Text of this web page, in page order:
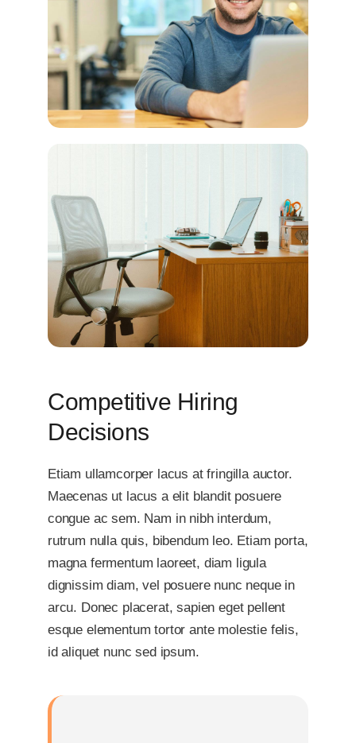
Competitive Hiring
Decisions
Etiam ullamcorper lacus at fringilla auctor.
Maecenas ut lacus a elit blandit posuere
congue ac sem. Nam in nibh interdum,
rutrum nulla quis, bibendum leo. Etiam porta,
magna fermentum laoreet, diam ligula
dignissim diam, vel posuere nunc neque in
arcu. Donec placerat, sapien eget pellent
esque elementum tortor ante molestie felis,
id aliquet nunc sed ipsum.